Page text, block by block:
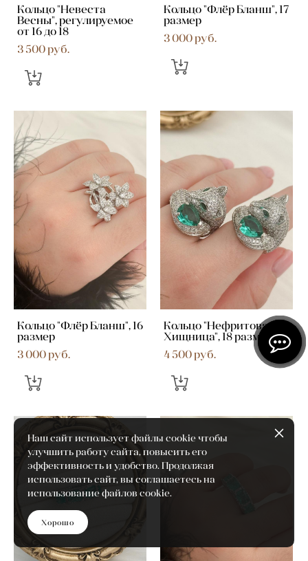
Кольцо "Невеста
Весны", регулируемое
от 16 до 18
3 500 pуб.
Кольцо "Флёр Бланш", 17
размер
3 000 pуб.
Кольцо "Флёр Бланш", 16
размер
3 000 pуб.
Кольцо "Нефритовая
Хищница", 18 размер
4 500 pуб.
Наш сайт использует файлы cookie чтобы
улучшить работу сайта, повысить его
эффективность и удобство. Продолжая
использовать сайт, вы соглашаетесь на
использование файлов cookie.
Хорошо